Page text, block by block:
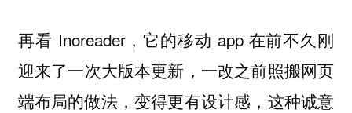
再看 Inoreader，它的移动 app 在前不久刚
迎来了一次大版本更新，一改之前照搬网页
端布局的做法，变得更有设计感，这种诚意